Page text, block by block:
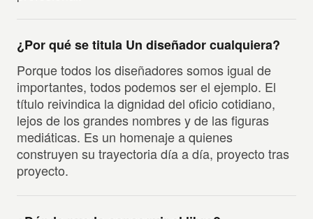
¿Por qué se titula Un diseñador cualquiera?
Porque todos los diseñadores somos igual de
importantes, todos podemos ser el ejemplo. El
título reivindica la dignidad del oficio cotidiano,
lejos de los grandes nombres y de las figuras
mediáticas. Es un homenaje a quienes
construyen su trayectoria día a día, proyecto tras
proyecto.